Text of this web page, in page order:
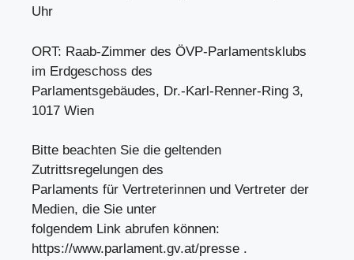
Uhr
ORT: Raab-Zimmer des ÖVP-Parlamentsklubs
im Erdgeschoss des
Parlamentsgebäudes, Dr.-Karl-Renner-Ring 3,
1017 Wien
Bitte beachten Sie die geltenden
Zutrittsregelungen des
Parlaments für Vertreterinnen und Vertreter der
Medien, die Sie unter
folgendem Link abrufen können:
https://www.parlament.gv.at/presse .